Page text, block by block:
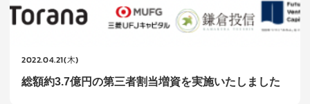
2022.04.21(木)
総額約3.7億円の第三者割当増資を実施いたしました